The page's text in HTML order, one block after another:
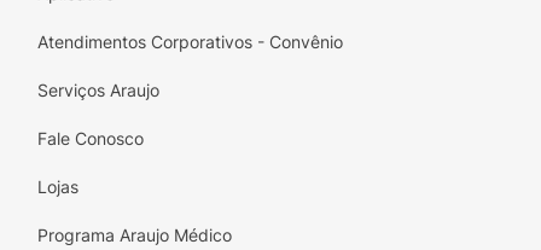
Atendimentos Corporativos - Convênio
Serviços Araujo
Fale Conosco
Lojas
Programa Araujo Médico